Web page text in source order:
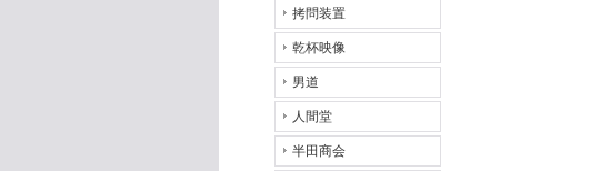
拷問装置
乾杯映像
男道
人間堂
半田商会